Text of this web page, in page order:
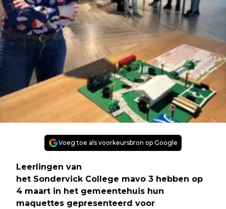
Voeg toe als voorkeursbron op Google
Leerlingen van
het Sondervick College mavo 3 hebben op
4 maart in het gemeentehuis hun
maquettes gepresenteerd voor